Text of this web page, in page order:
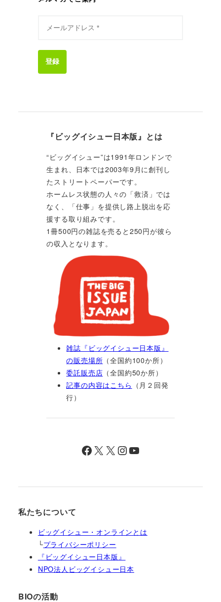
登録
『ビッグイシュー日本版』とは
“ビッグイシュー”は1991年ロンドンで
生まれ、日本では2003年9月に創刊し
たストリートペーパーです。
ホームレス状態の人々の「救済」では
なく、「仕事」を提供し路上脱出を応
援する取り組みです。
1冊500円の雑誌を売ると250円が彼ら
の収入となります。
雑誌『ビッグイシュー日本版』
の販売場所 （全国約100か所）
委託販売店 （全国約50か所）
記事の内容はこちら （月２回発
行）
Facebook X X InstagramYouTube
私たちについて
ビッグイシュー・オンラインとは
└プライバシーポリシー
『ビッグイシュー日本版』
NPO法人ビッグイシュー日本
BIOの活動